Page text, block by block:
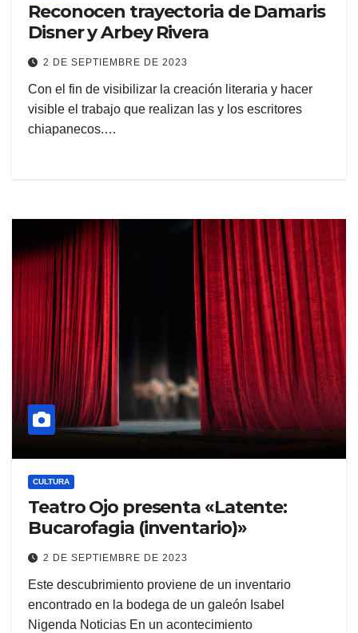
Reconocen trayectoria de Damaris
Disner y Arbey Rivera
2 DE SEPTIEMBRE DE 2023
Con el fin de visibilizar la creación literaria y hacer
visible el trabajo que realizan las y los escritores
chiapanecos.…
CULTURA
Teatro Ojo presenta «Latente:
Bucarofagia (inventario)»
2 DE SEPTIEMBRE DE 2023
Este descubrimiento proviene de un inventario
encontrado en la bodega de un galeón Isabel
Nigenda Noticias En un acontecimiento